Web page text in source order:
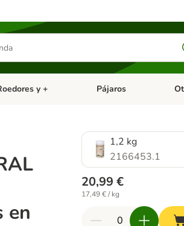
de categoria abierto: Antiparasitarios
y + Menú de categoria
Pájaros
en
1,2 kg
2166453.1
20,99 €
17,49 € / kg